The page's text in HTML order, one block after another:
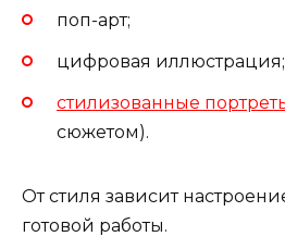
поп-арт;
цифровая иллюстрация;
стилизованные
сюжетом).
От стиля зависит
готовой работы.